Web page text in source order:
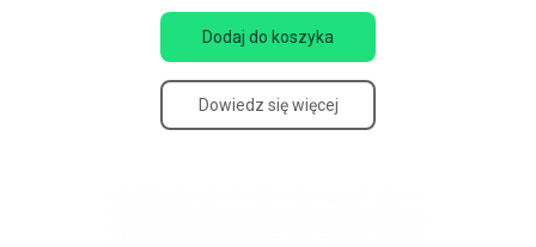
Dodaj do koszyka
Dowiedz się więcej